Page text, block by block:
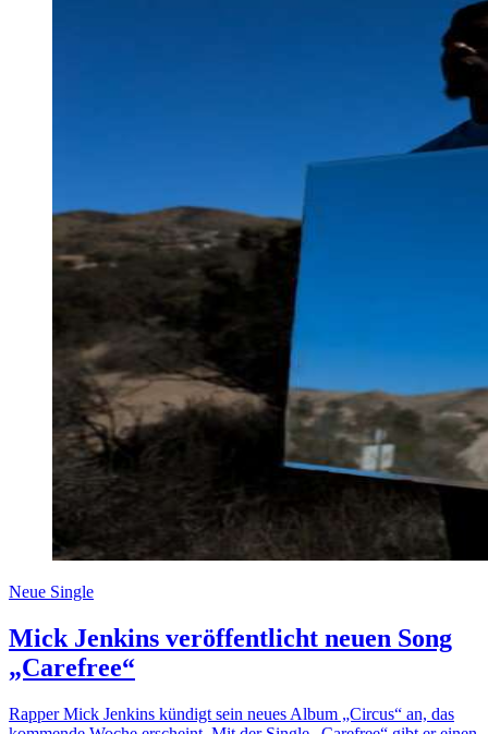
Neue Single
Mick Jenkins veröffentlicht neuen Song
„Carefree“
Rapper Mick Jenkins kündigt sein neues Album „Circus“ an, das